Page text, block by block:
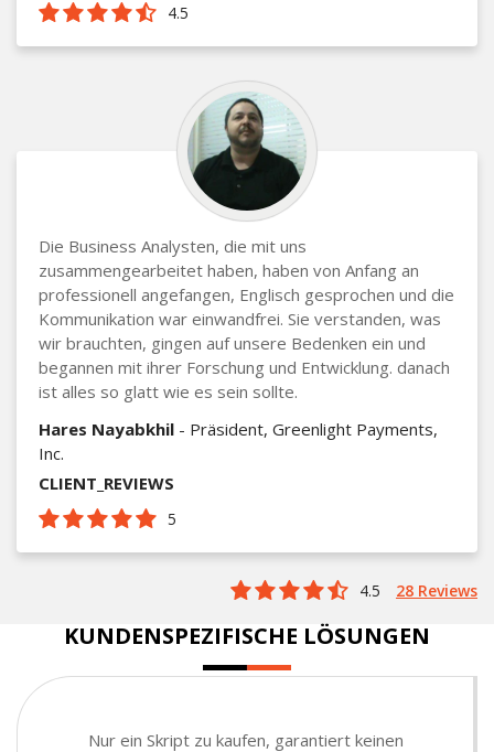
4.5
Die Business Analysten, die mit uns
zusammengearbeitet haben, haben von Anfang an
professionell angefangen, Englisch gesprochen und die
Kommunikation war einwandfrei. Sie verstanden, was
wir brauchten, gingen auf unsere Bedenken ein und
begannen mit ihrer Forschung und Entwicklung. danach
ist alles so glatt wie es sein sollte.
Hares Nayabkhil - Präsident, Greenlight Payments,
Inc.
CLIENT_REVIEWS
5
4.5 28 Reviews
KUNDENSPEZIFISCHE LÖSUNGEN
Nur ein Skript zu kaufen, garantiert keinen